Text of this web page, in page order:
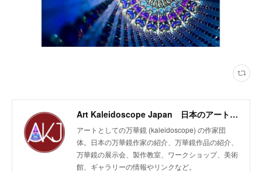
Art Kaleidoscope Japan 日本のアート万華鏡の作家団体
アートとしての万華鏡 (kaleidoscope) の作家団
体。日本の万華鏡作家の紹介、万華鏡作品の紹介、
万華鏡の展示会、製作教室、ワークショップ、美術
館、ギャラリーの情報やリンクなど。